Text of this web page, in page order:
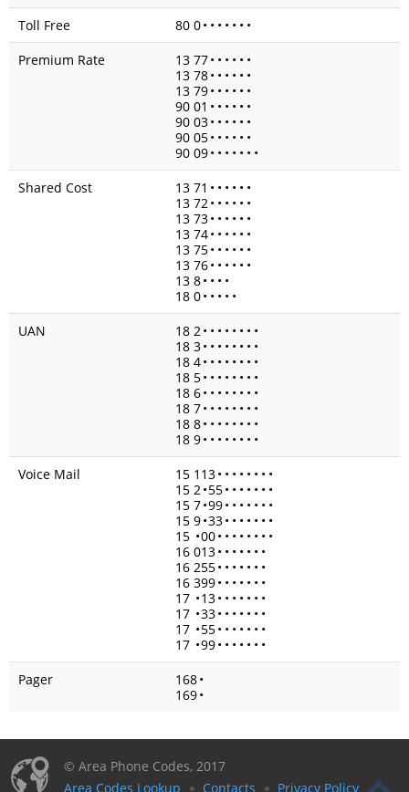
Toll Free
80 0• • • • • • •
Premium Rate
13 77• • • • • •
13 78• • • • • •
13 79• • • • • •
90 01 • • • • • •
90 03• • • • • •
90 05• • • • • •
90 09• • • • • • •
Shared Cost
13 71 • • • • • •
13 72• • • • • •
13 73• • • • • •
13 74• • • • • •
13 75• • • • • •
13 76• • • • • •
13 8• • • •
18 0• • • • •
UAN
18 2• • • • • • • •
18 3• • • • • • • •
18 4• • • • • • • •
18 5• • • • • • • •
18 6• • • • • • • •
18 7• • • • • • • •
18 8• • • • • • • •
18 9• • • • • • • •
Voice Mail
15 113• • • • • • • •
15 2•55• • • • • • •
15 7•99• • • • • • •
15 9•33• • • • • • •
15 •00• • • • • • • •
16 013• • • • • • •
16 255• • • • • • •
16 399• • • • • • •
17 •13• • • • • • •
17 •33• • • • • • •
17 •55• • • • • • •
17 •99• • • • • • •
Pager
168•
169•
© Area Phone Codes, 2017
Area Codes Lookup
Contacts Privacy Policy